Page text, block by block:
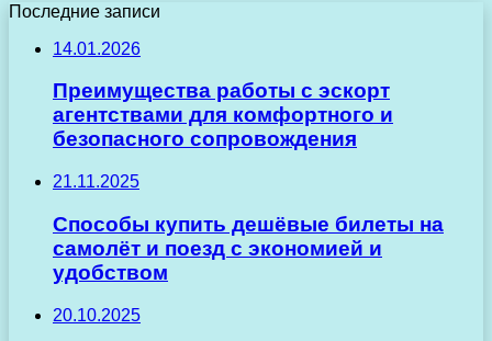
Последние записи
14.01.2026
Преимущества работы с эскорт
агентствами для комфортного и
безопасного сопровождения
21.11.2025
Способы купить дешёвые билеты на
самолёт и поезд с экономией и
удобством
20.10.2025